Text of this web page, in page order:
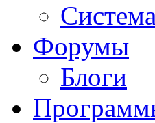
Форумы
Блоги